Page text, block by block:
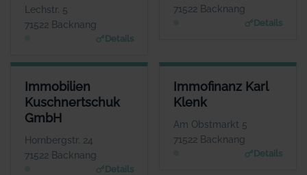
Lechstr. 5
71522 Backnang
Details
71522 Backnang
Details
www.immo-hoch-2.de
Immobilien
Kuschnertschuk
GmbH
Hornbergstr. 24
71522 Backnang
Details
IMMOBILIEN KUSCHNERTSCHUK GMBH
ANSPRECHPARTNER
Herr Nikolai Kuschnertschuk
WEBSITE
www.kuschnertschuk.de
Immofinanz Karl
Klenk
Am Obstmarkt 5
71522 Backnang
Details
IMMOFINANZ KARL KLENK
ANSPRECHPARTNER
www.klenk-immofinanz.d